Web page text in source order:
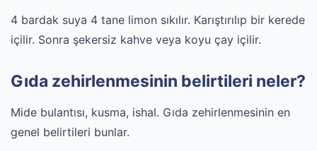
4 bardak suya 4 tane limon sıkılır. Karıştırılıp bir kerede
içilir. Sonra şekersiz kahve veya koyu çay içilir.
Gıda zehirlenmesinin belirtileri neler?
Mide bulantısı, kusma, ishal. Gıda zehirlenmesinin en
genel belirtileri bunlar.